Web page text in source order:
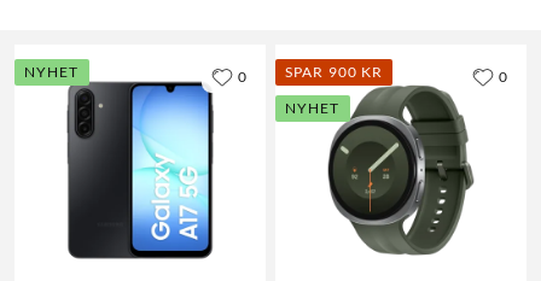
NYHET 0
SPAR 900 KR
NYHET
0